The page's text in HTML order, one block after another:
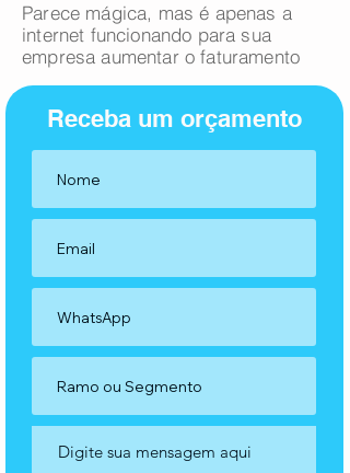
Parece mágica, mas é apenas a
internet funcionando para sua
empresa aumentar o faturamento
Receba um orçamento